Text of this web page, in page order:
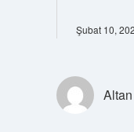
Şubat 10,
Altan